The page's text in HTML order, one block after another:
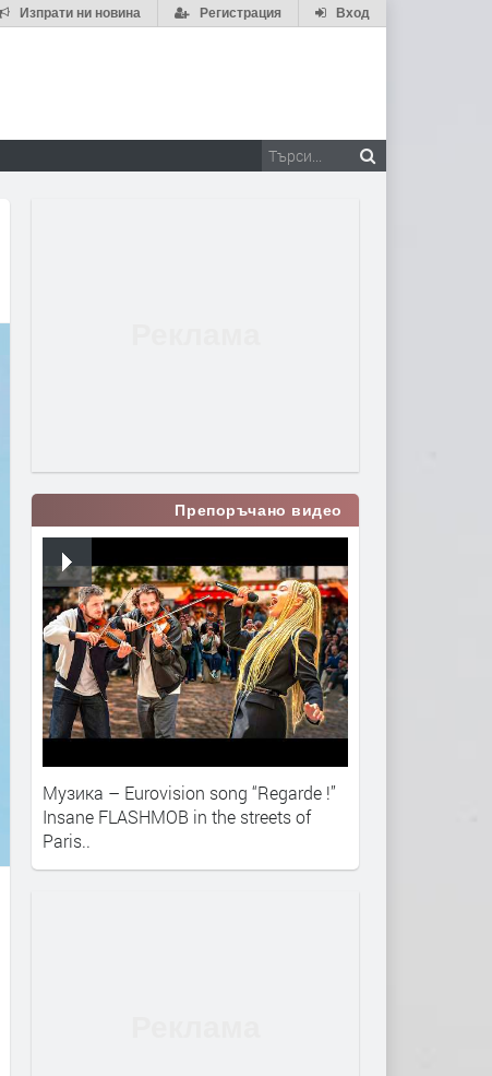
Вход
Регистрация
Изпрати ни новина
Препоръчано видео
Музика – Eurovision song “Regarde !”
Insane FLASHMOB in the streets of
Paris..​